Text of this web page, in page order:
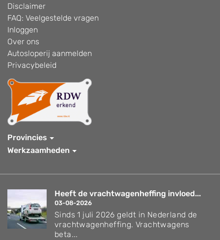
Disclaimer
FAQ: Veelgestelde vragen
Inloggen
Over ons
Autosloperij aanmelden
Privacybeleid
Provincies
Werkzaamheden
Heeft de vrachtwagenheffing invloed...
03-08-2026
Sinds 1 juli 2026 geldt in Nederland de
vrachtwagenheffing. Vrachtwagens
beta...